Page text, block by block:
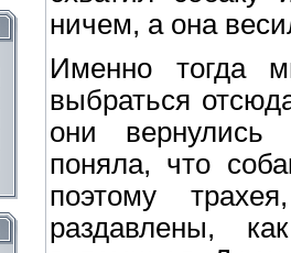
ничем, а она
Именно тогда
выбраться
они вернулись
поняла, что
поэтому
раздавлены,